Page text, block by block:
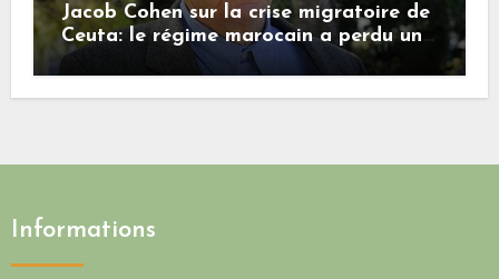
Jacob Cohen sur la crise migratoire de
Ceuta: le régime marocain a perdu une
bonne part de sa crédibilité vis-à-vis
de l’Union européenne
Informations